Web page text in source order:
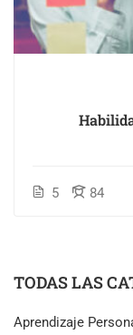
5 84
TODAS LAS
Aprendizaje